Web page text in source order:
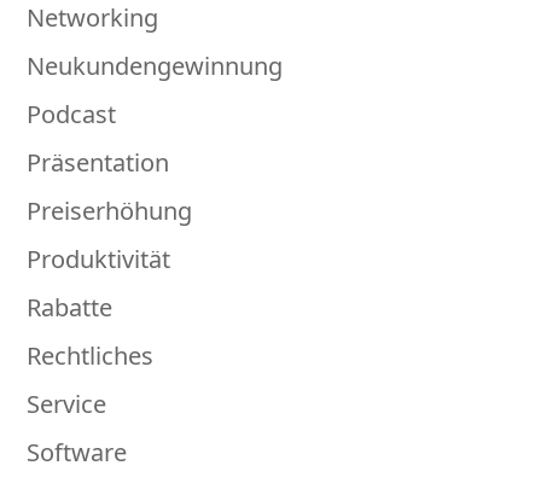
Networking
Neukundengewinnung
Podcast
Präsentation
Preiserhöhung
Produktivität
Rabatte
Rechtliches
Service
Software